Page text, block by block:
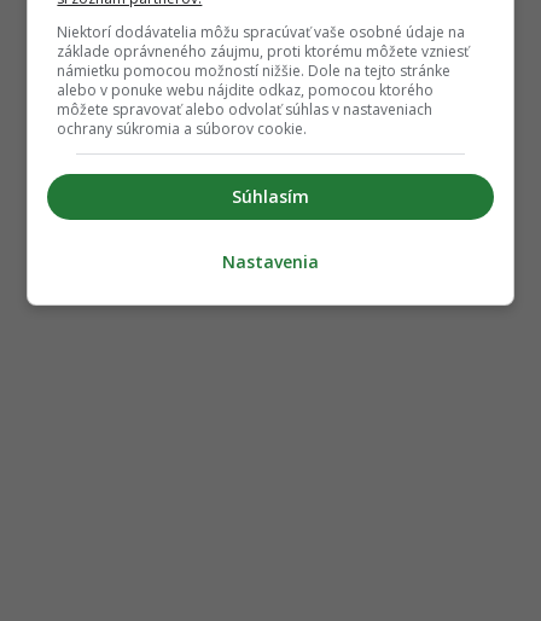
Niektorí dodávatelia môžu spracúvať vaše osobné údaje na
základe oprávneného záujmu, proti ktorému môžete vzniesť
námietku pomocou možností nižšie. Dole na tejto stránke
alebo v ponuke webu nájdite odkaz, pomocou ktorého
môžete spravovať alebo odvolať súhlas v nastaveniach
ochrany súkromia a súborov cookie.
Súhlasím
Nastavenia